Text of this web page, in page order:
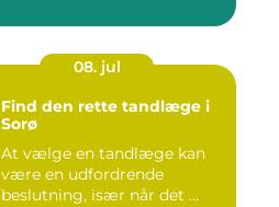
08. jul
Find den rette tandlæge i
Sorø
At vælge en tandlæge kan
være en udfordrende
beslutning, især når det ...